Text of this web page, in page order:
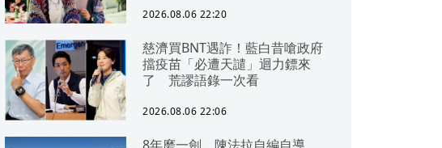
2026.08.06 22:20
慈濟買BNT遇詐！藍白昔嗆政府
擋疫苗「必遭天譴」迴力鏢來
了 荒謬語錄一次看
2026.08.06 22:06